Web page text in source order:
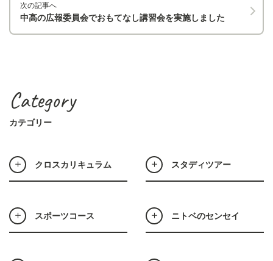
次の記事へ
中高の広報委員会でおもてなし講習会を実施しました
Category
カテゴリー
クロスカリキュラム スタディツアー
スポーツコース ニトベのセンセイ